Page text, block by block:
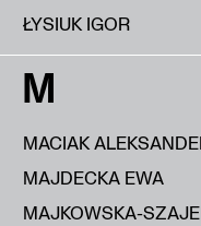
ŁYSIUK IGOR
M
MACIAK
MAJDECKA EWA
MAJKOWSKA-